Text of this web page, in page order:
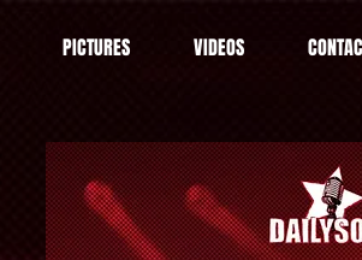
PICTURES VIDEOS